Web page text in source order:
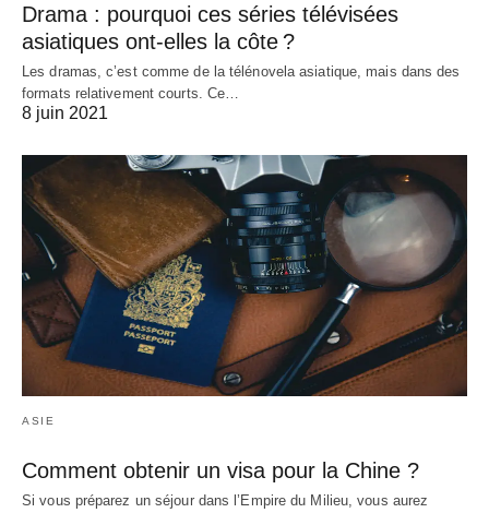
Drama : pourquoi ces séries télévisées
asiatiques ont-elles la côte ?
Les dramas, c’est comme de la télénovela asiatique, mais dans des
formats relativement courts. Ce…
8 juin 2021
ASIE
Comment obtenir un visa pour la Chine ?
Si vous préparez un séjour dans l’Empire du Milieu, vous aurez